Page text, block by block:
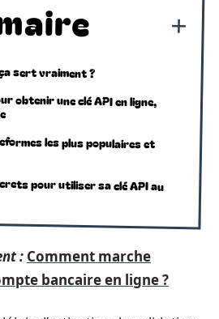
sert vraiment ?
obtenir une clé API en ligne,
les plus populaires et
pour utiliser sa clé API au
: Comment marche
bancaire en ligne ?